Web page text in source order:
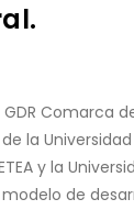
GDR Comarca
la
y la
de